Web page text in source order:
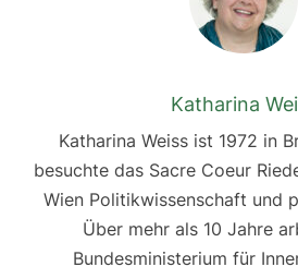
Katharina
Katharina Weiss ist 1972 in
besuchte das Sacre Coeur
Wien Politikwissenschaft und
Über mehr als 10 Jahre
Bundesministerium für